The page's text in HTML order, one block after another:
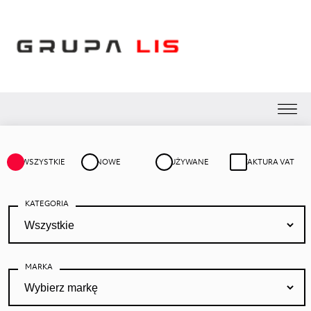
WSZYSTKIE NOWE UŻYWANE FAKTURA VAT
KATEGORIA
MARKA
samochodu